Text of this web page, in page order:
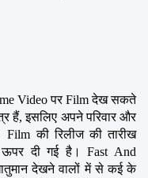
Video पर Film देख सकते
हैं, इसलिए अपने परिवार और
की रिलीज की तारीख
दी गई है। Fast And
देखने वालों में से कई के